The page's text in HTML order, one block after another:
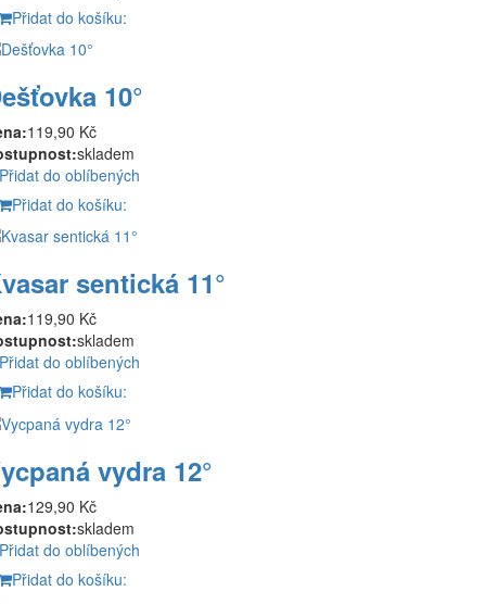
Přidat do košíku:
10°
119,90 Kč
skladem
Přidat do oblíbených
Přidat do košíku:
sentická 11°
119,90 Kč
skladem
Přidat do oblíbených
Přidat do košíku:
vydra 12°
129,90 Kč
skladem
Přidat do oblíbených
Přidat do košíku: